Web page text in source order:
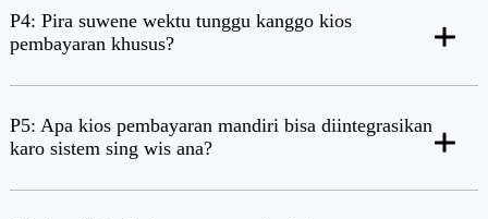
P4: Pira suwene wektu tunggu kanggo kios
pembayaran khusus?
P5: Apa kios pembayaran mandiri bisa diintegrasikan
karo sistem sing wis ana?